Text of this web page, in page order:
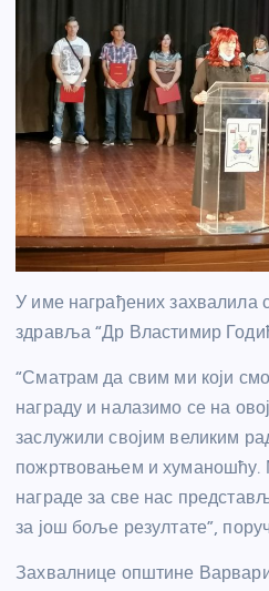
У име награђених захвалила
здравља “Др Властимир
“Сматрам да свим ми који
награду и налазимо се на
заслужили својим великим
пожртвовањем и хуманошћу.
награде за све нас
за још боље резултате”,
Захвалнице општине